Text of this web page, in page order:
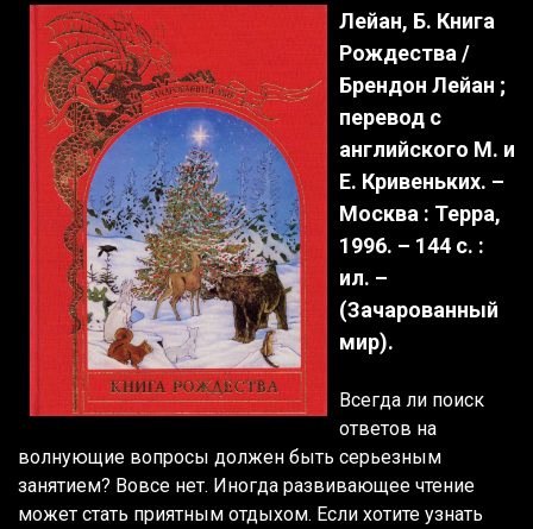
Лейан, Б. Книга
Рождества /
Брендон Лейан ;
перевод с
английского М. и
Е. Кривеньких. –
Москва : Терра,
1996. – 144 с. :
ил. –
(Зачарованный
мир).
Всегда ли поиск
ответов на
волнующие вопросы должен быть серьезным
занятием? Вовсе нет. Иногда развивающее чтение
может стать приятным отдыхом. Если хотите узнать